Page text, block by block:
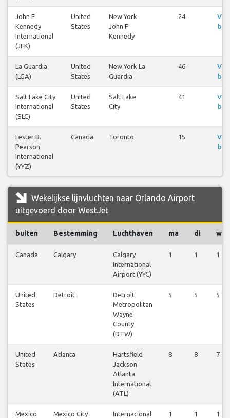
John F
Kennedy
International
(JFK)
United
States
New York
John F
Kennedy
24
La Guardia
(LGA)
United
States
New York La
Guardia
46
Salt Lake City
International
(SLC)
United
States
Salt Lake
City
41
Lester B.
Pearson
International
(YYZ)
Canada Toronto 15
Wekelijkse lijnvluchten naar Orlando Airport
uitgevoerd door WestJet
buiten Bestemming Luchthaven ma di wo
Canada Calgary
Calgary
International
Airport (YYC)
1 1 1
United
States
Detroit
Detroit
Metropolitan
Wayne
County
(DTW)
5 5 5
United
States
Atlanta
Hartsfield
Jackson
Atlanta
International
(ATL)
8 8 7
Mexico
Mexico City
Internacional
1 1 1